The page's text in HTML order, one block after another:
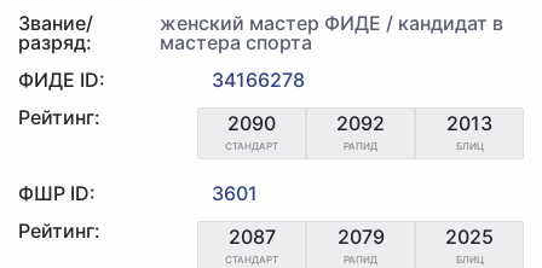
Звание/
разряд:
женский мастер ФИДЕ / кандидат в
мастера спорта
ФИДЕ ID:
34166278
Рейтинг:
2090
СТАНДАРТ
2092
РАПИД
2013
БЛИЦ
ФШР ID:
3601
Рейтинг:
2087
СТАНДАРТ
2079
РАПИД
2025
БЛИЦ